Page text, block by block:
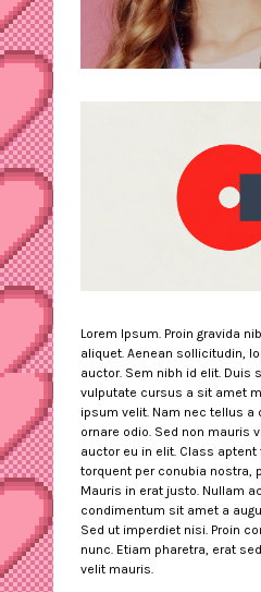
Lorem Ipsum. Proin gravida
aliquet. Aenean sollicitudin,
auctor. Sem nibh id elit. Duis
vulputate cursus a sit amet
ipsum velit. Nam nec tellus
ornare odio. Sed non mauris
auctor eu in elit. Class
torquent per conubia nostra,
Mauris in erat justo. Nullam
condimentum sit amet a
Sed ut imperdiet nisi. Proin
nunc. Etiam pharetra, erat
velit mauris.